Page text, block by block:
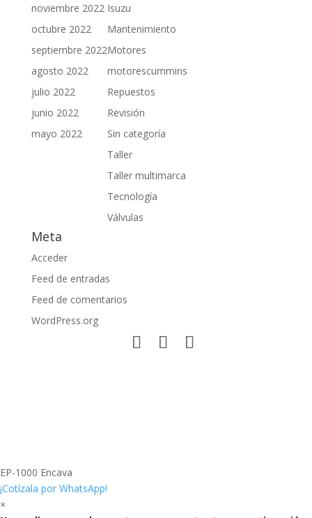
noviembre 2022
octubre 2022
septiembre 2022
agosto 2022
julio 2022
junio 2022
mayo 2022
Isuzu
Mantenimiento
Motores
motorescummins
Repuestos
Revisión
Sin categoría
Taller
Taller multimarca
Tecnología
Válvulas
Meta
Acceder
Feed de entradas
Feed de comentarios
WordPress.org
EP-1000 Encava
¡Cotízala por WhatsApp!
×